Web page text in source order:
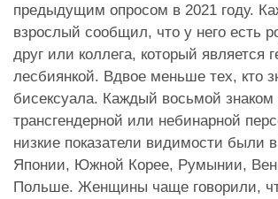
предыдущим опросом в 2021 году.
взрослый сообщил, что у него есть
друг или коллега, который является
лесбиянкой. Вдвое меньше тех, кто
бисексуала. Каждый восьмой знаком
трансгендерной или небинарной
низкие показатели видимости были
Японии, Южной Корее, Румынии,
Польше. Женщины чаще говорили,